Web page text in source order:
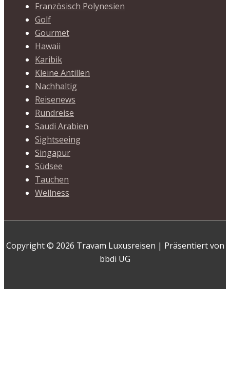
Französisch Polynesien
Golf
Gourmet
Hawaii
Karibik
Kleine Antillen
Nachhaltig
Reisenews
Rundreise
Saudi Arabien
Sightseeing
Singapur
Südsee
Tauchen
Wellness
Copyright © 2026 Travam Luxusreisen | Präsentiert von
bbdi UG